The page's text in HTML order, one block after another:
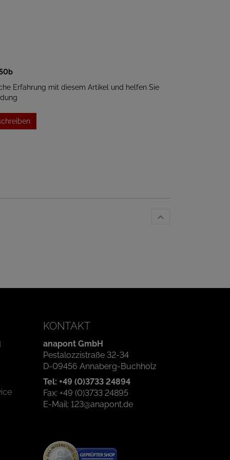
Erfahrung mit diesem Artikel und helfen Sie
KONTAKT
anapont GmbH
Pestalozzistraße 32-34
D-09456 Annaberg-Buchholz
Tel: +49 (0)3733 24894
Fax: +49 (0)3733 24895
E-Mail: 123@anapont.de